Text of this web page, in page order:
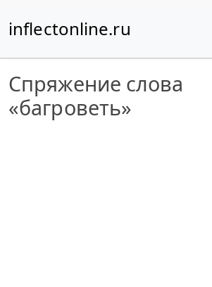
inflectonline.ru
Спряжение слова
«багроветь»